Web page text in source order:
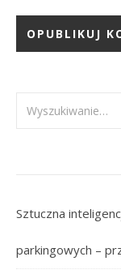
Sztuczna
parkingowych –